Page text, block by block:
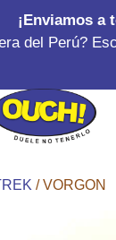
¡Enviamos a
del Perú?
/ VORGON